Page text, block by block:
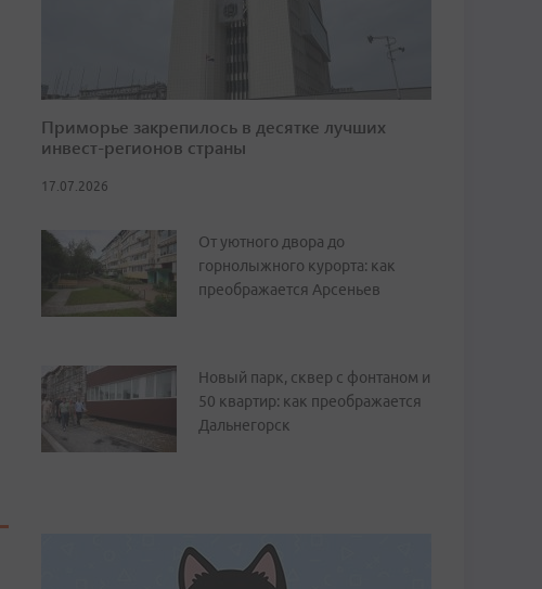
Приморье закрепилось в десятке лучших
инвест-регионов страны
17.07.2026
От уютного двора до
горнолыжного курорта: как
преображается Арсеньев
Новый парк, сквер с фонтаном и
50 квартир: как преображается
Дальнегорск